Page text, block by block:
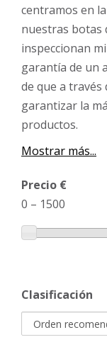
centramos en
nuestras botas
inspeccionan
garantía de un
de que a través
garantizar la
productos.
Mostrar más...
Precio €
0 – 1500
Clasificación